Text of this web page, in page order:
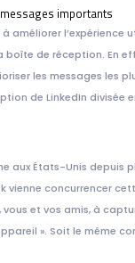
importants
améliorer l’expérience
de réception. En
les messages les
de LinkedIn divisée
aux États-Unis depuis
vienne concurrencer
et vos amis, à
». Soit le même